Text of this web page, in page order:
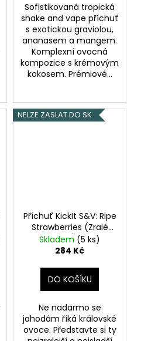
Sofistikovaná tropická
shake and vape příchuť
s exotickou graviolou,
ananasem a mangem.
Komplexní ovocná
kompozice s krémovým
kokosem. Prémiové...
NELZE ZASLAT DO SK
Příchuť KickIt S&V: Ripe
Strawberries (Zralé
jahody) 10ml
Skladem (5 ks)
284 Kč
DO KOŠÍKU
Ne nadarmo se
jahodám říká královské
ovoce. Představte si ty